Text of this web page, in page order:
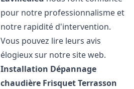
pour notre professionnalisme et
notre rapidité d'intervention.
Vous pouvez lire leurs avis
élogieux sur notre site web.
Installation Dépannage
chaudière FrisquetTerrasson